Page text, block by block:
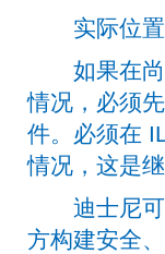
实际位置
如果在尚
情况，必须
件。必须在
情况，这是
迪士尼可
方构建安全